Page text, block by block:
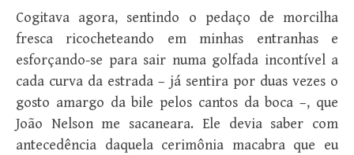
Cogitava agora, sentindo o pedaço de morcilha
fresca ricocheteando em minhas entranhas e
esforçando-se para sair numa golfada incontível a
cada curva da estrada – já sentira por duas vezes o
gosto amargo da bile pelos cantos da boca –, que
João Nelson me sacaneara. Ele devia saber com
antecedência daquela cerimônia macabra que eu